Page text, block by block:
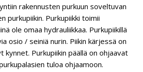
rakennusten purkuun soveltuvan
purkupiikin. Purkupiikki toimii
ole omaa hydrauliikkaa. Purkupiikillä
osio / seiniä nurin. Piikin kärjessä on
kynnet. Purkupiikin päällä on ohjaavat
tuloa ohjaamoon.